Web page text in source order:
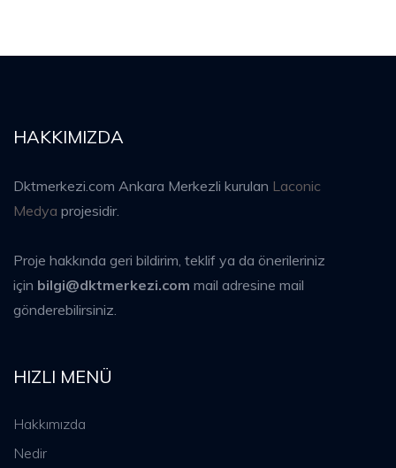
HAKKIMIZDA
Dktmerkezi.com Ankara Merkezli kurulan Laconic
Medya projesidir.
Proje hakkında geri bildirim, teklif ya da önerileriniz
için bilgi@dktmerkezi.com mail adresine mail
gönderebilirsiniz.
HIZLI MENÜ
Hakkımızda
Nedir